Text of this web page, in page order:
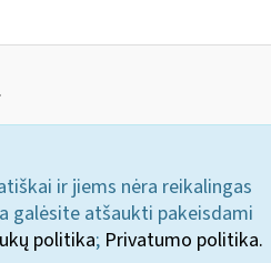
ir jiems nėra reikalingas
galėsite atšaukti pakeisdami
politika; Privatumo politika.